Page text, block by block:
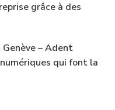
grâce à des
– Adent
qui font la